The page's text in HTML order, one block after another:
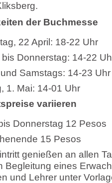
der Buchmesse
22 April: 18-22 Uhr
Donnerstag: 14-22
Samstags: 14-23 Uhr
1. Mai: 14-01 Uhr
variieren
Donnerstag 12 Pesos
15 Pesos
genießen an allen
Begleitung eines
und Lehrer unter